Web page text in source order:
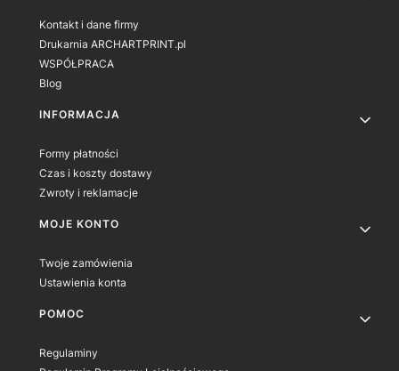
Kontakt i dane firmy
Drukarnia ARCHARTPRINT.pl
WSPÓŁPRACA
Blog
INFORMACJA
Formy płatności
Czas i koszty dostawy
Zwroty i reklamacje
MOJE KONTO
Twoje zamówienia
Ustawienia konta
POMOC
Regulaminy